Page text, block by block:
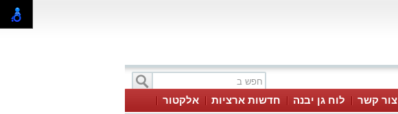
צור קשר לוח גן יבנה חדשות ארציות
אלקטור